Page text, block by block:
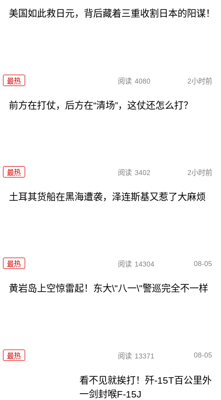
美国如此救日元，背后藏着三重收割日本的阳谋！
最热 阅读 4080 2小时前
前方在打仗，后方在“清场”，这仗还怎么打？
最热 阅读 3402 2小时前
土耳其货船在黑海遭袭，泽连斯基又惹了大麻烦
最热 阅读 14304 08-05
黄岩岛上空惊雷起！东大\"八一\"警巡完全不一样
最热 阅读 13371 08-05
看不见就挨打！歼-15T百公里外
一剑封喉F-15J